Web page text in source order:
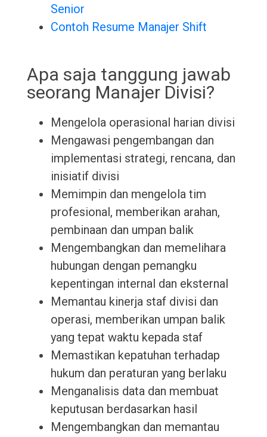
Senior
Contoh Resume Manajer Shift
Apa saja tanggung jawab
seorang Manajer Divisi?
Mengelola operasional harian divisi
Mengawasi pengembangan dan
implementasi strategi, rencana, dan
inisiatif divisi
Memimpin dan mengelola tim
profesional, memberikan arahan,
pembinaan dan umpan balik
Mengembangkan dan memelihara
hubungan dengan pemangku
kepentingan internal dan eksternal
Memantau kinerja staf divisi dan
operasi, memberikan umpan balik
yang tepat waktu kepada staf
Memastikan kepatuhan terhadap
hukum dan peraturan yang berlaku
Menganalisis data dan membuat
keputusan berdasarkan hasil
Mengembangkan dan memantau